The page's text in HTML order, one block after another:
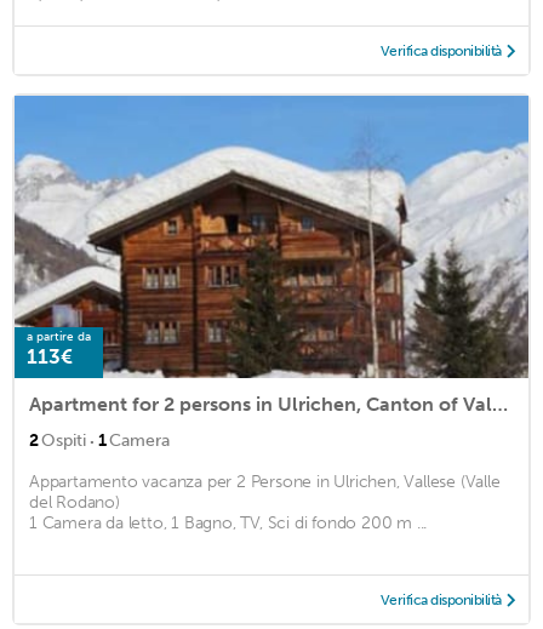
Verifica disponibilità
a partire da
113€
Apartment for 2 persons in Ulrichen, Canton of Valais (Rhône Valley)<BR>1 bedroom, 1 bathroom, TV, cm2
2Ospiti · 1Camera
Appartamento vacanza per 2 Persone in Ulrichen, Vallese (Valle
del Rodano)
1 Camera da letto, 1 Bagno, TV, Sci di fondo 200 m ...
Verifica disponibilità